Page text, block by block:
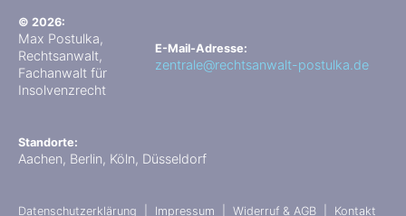
© 2026:
Max Postulka,
Rechtsanwalt,
Fachanwalt für
Insolvenzrecht
E-Mail-Adresse:
zentrale@rechtsanwalt-postulka.de
Standorte:
Aachen, Berlin, Köln, Düsseldorf
Datenschutzerklärung Impressum Widerruf & AGB Kontakt